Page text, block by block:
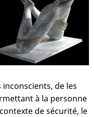
de les
à la personne
de sécurité, le